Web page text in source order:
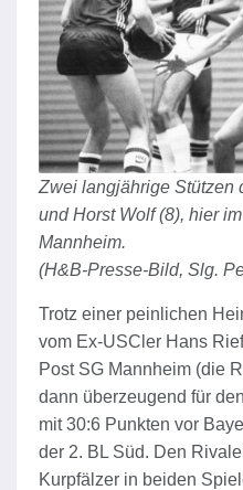
Zwei langjährige Stützen
und Horst Wolf (8), hier
Mannheim.
(H&B-Presse-Bild, Slg.
Trotz einer peinlichen
vom Ex-USCler Hans
Post SG Mannheim (die
dann überzeugend für
mit 30:6 Punkten vor
der 2. BL Süd. Den
Kurpfälzer in beiden